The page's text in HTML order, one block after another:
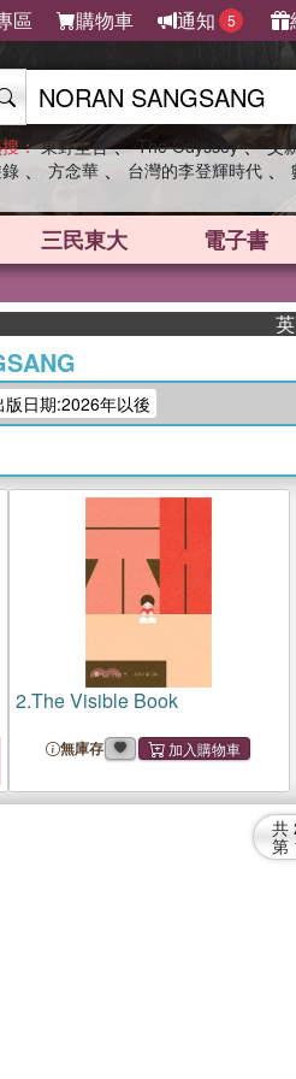
區 購物車 通知 5
： 東野圭吾 、 The Odyssey 、 父
、 方念華 、 台灣的李登輝時代 、
三民東大 電子書
英
版日期:2026年以後
2.The Visible Book
無庫存
共
第